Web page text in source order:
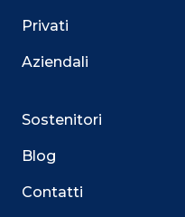
Privati
Aziendali
Sostenitori
Blog
Contatti